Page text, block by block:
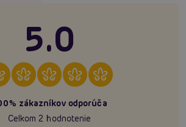
5.0
zákazníkov odporúča
Celkom 2 hodnotenie